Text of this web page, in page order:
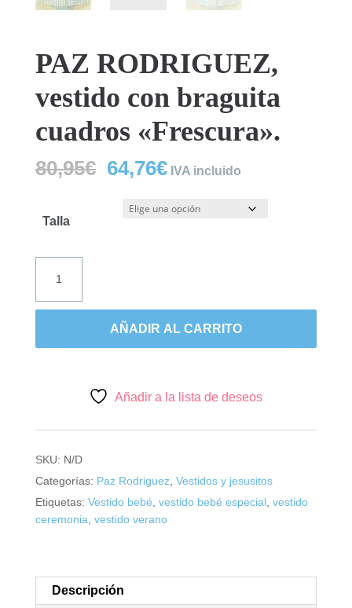
PAZ RODRIGUEZ,
vestido con braguita
cuadros «Frescura».
80,95€ El
precio
original
era:
64,76€El
actual
es:
IVA incluido
Talla
RODRIGUEZ,
vestido
cuadros
AÑADIR AL CARRITO
Añadir a la lista de deseos
SKU: N/D
Categorías: Paz Rodriguez, Vestidos y jesusitos
Etiquetas: Vestido bebé vestido bebé especial, vestido
ceremonia vestido verano
Descripción